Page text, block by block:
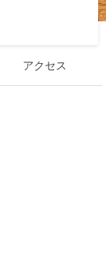
アクセス